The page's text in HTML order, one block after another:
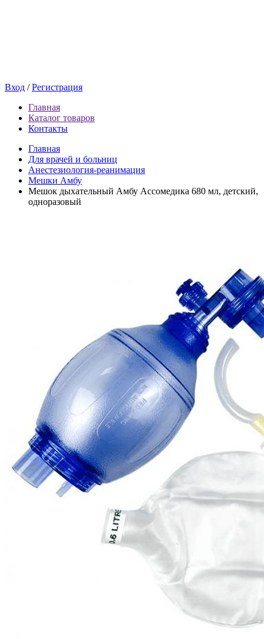
Вход /Регистрация
Главная
Каталог товаров
Контакты
Главная
Для врачей и больниц
Анестезиология-реанимация
Мешки Амбу
Мешок дыхательный Амбу Ассомедика 680 мл, детский,
одноразовый